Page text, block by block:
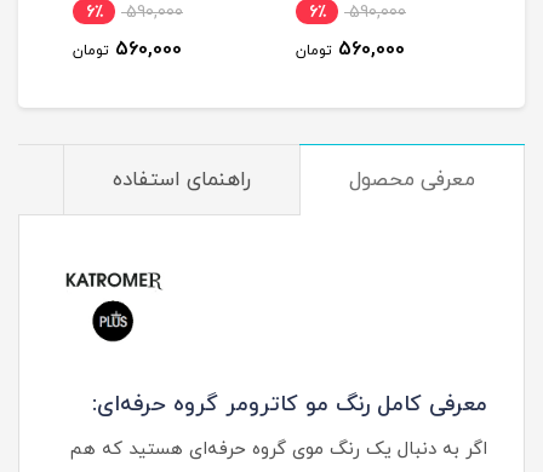
590,000 6٪
560,000 تومان
590,000 6٪
560,000 تومان
معرفی محصول راهنمای استفاده
معرفی کامل رنگ مو کاترومر گروه حرفه‌ای:
اگر به دنبال یک رنگ موی گروه حرفه‌ای هستید که هم